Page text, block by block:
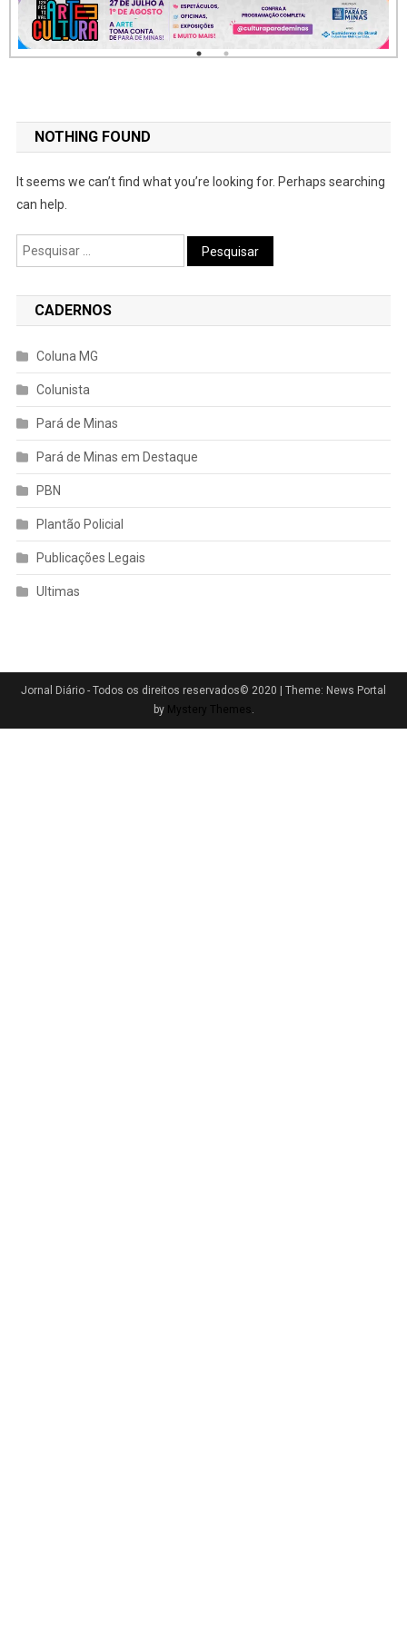
NOTHING FOUND
It seems we can’t find what you’re looking for. Perhaps searching
can help.
Pesquisar
por:
CADERNOS
Coluna MG
Colunista
Pará de Minas
Pará de Minas em Destaque
PBN
Plantão Policial
Publicações Legais
Ultimas
Jornal Diário - Todos os direitos reservados© 2020
Theme: News Portal
by Mystery Themes .